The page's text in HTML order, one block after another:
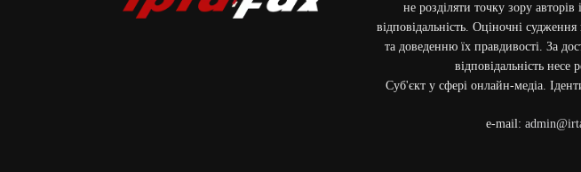
не розділяти точку зору авторів
відповідальність. Оціночні
та доведенню їх правдивості. За
відповідальність несе
Cуб'єкт у сфері онлайн-медіа.
e-mail: